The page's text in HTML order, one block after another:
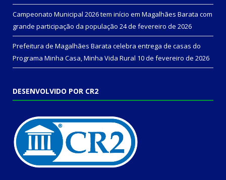
Campeonato Municipal 2026 tem início em Magalhães Barata com
grande participação da população 24 de fevereiro de 2026
Prefeitura de Magalhães Barata celebra entrega de casas do
Programa Minha Casa, Minha Vida Rural 10 de fevereiro de 2026
DESENVOLVIDO POR CR2